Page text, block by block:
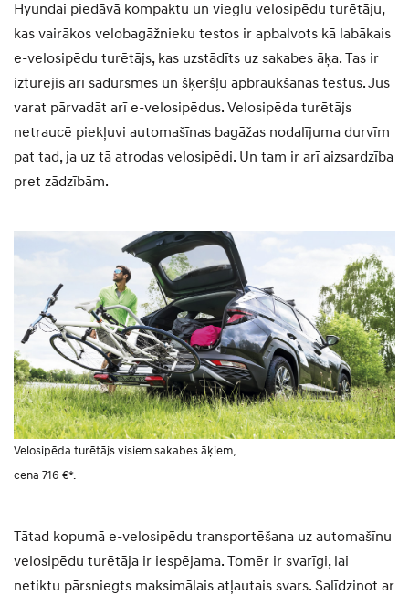
Hyundai piedāvā kompaktu un vieglu velosipēdu turētāju,
kas vairākos velobagāžnieku testos ir apbalvots kā labākais
e-velosipēdu turētājs, kas uzstādīts uz sakabes āķa. Tas ir
izturējis arī sadursmes un šķēršļu apbraukšanas testus. Jūs
varat pārvadāt arī e-velosipēdus. Velosipēda turētājs
netraucē piekļuvi automašīnas bagāžas nodalījuma durvīm
pat tad, ja uz tā atrodas velosipēdi. Un tam ir arī aizsardzība
pret zādzībām.
Velosipēda turētājs visiem sakabes āķiem,
cena 716 €*.
Tātad kopumā e-velosipēdu transportēšana uz automašīnu
velosipēdu turētāja ir iespējama. Tomēr ir svarīgi, lai
netiktu pārsniegts maksimālais atļautais svars. Salīdzinot ar